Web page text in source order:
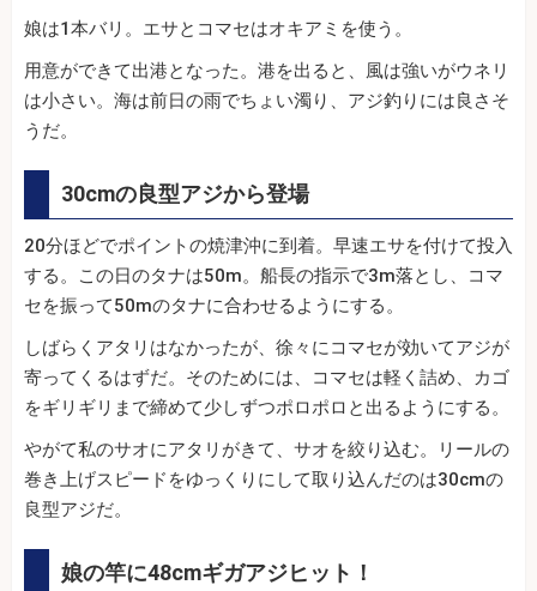
娘は1本バリ。エサとコマセはオキアミを使う。
用意ができて出港となった。港を出ると、風は強いがウネリ
は小さい。海は前日の雨でちょい濁り、アジ釣りには良さそ
うだ。
30cmの良型アジから登場
20分ほどでポイントの焼津沖に到着。早速エサを付けて投入
する。この日のタナは50m。船長の指示で3m落とし、コマ
セを振って50mのタナに合わせるようにする。
しばらくアタリはなかったが、徐々にコマセが効いてアジが
寄ってくるはずだ。そのためには、コマセは軽く詰め、カゴ
をギリギリまで締めて少しずつポロポロと出るようにする。
やがて私のサオにアタリがきて、サオを絞り込む。リールの
巻き上げスピードをゆっくりにして取り込んだのは30cmの
良型アジだ。
娘の竿に48cmギガアジヒット！